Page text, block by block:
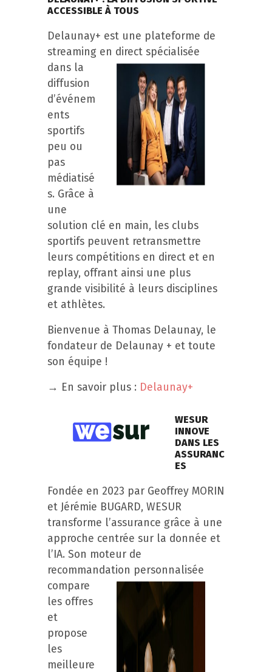
ACCESSIBLE À TOUS
Delaunay+ est une plateforme de
streaming en direct spécialisée
dansla
diffusion
d’événem
ents
sportifs
peu ou
pas
médiatisé
s. Grâce à
une
solution clé en main, les clubs
sportifs peuvent retransmettre
leurs compétitions en direct et en
replay, offrant ainsi une plus
grande visibilité à leurs disciplines
et athlètes.
Bienvenue à Thomas Delaunay, le
fondateur de Delaunay + et toute
son équipe !
→ En savoir plus : Delaunay+
WESUR
INNOVE
DANS LES
ASSURANC
ES
Fondée en 2023 par Geoffrey MORIN
et Jérémie BUGARD, WESUR
transforme l’assurance grâce à une
approche centrée sur la donnée et
l’IA. Son moteur de
recommandation personnalisée
compare
les offres
et
propose
les
meilleure